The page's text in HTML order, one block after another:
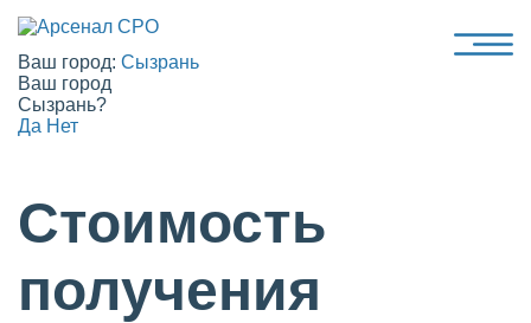
Ваш город: Сызрань
Ваш город
Сызрань?
Да Нет
Стоимость
получения